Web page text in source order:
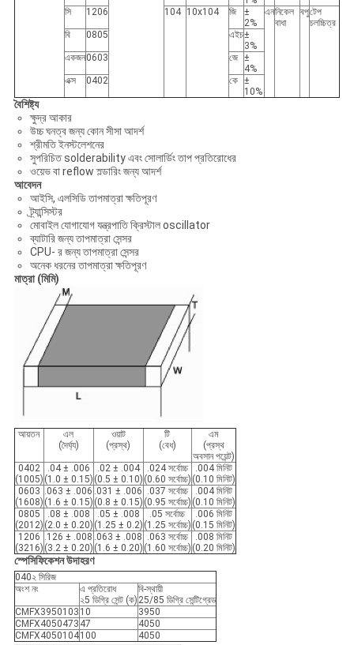
সি
1206 104 10x104 জি
±
2%
এননিকেল
বাধা
বপুটেপ
চলচ্চিত্র
বি
0805 এইচ±
3%
একজন0603 জে ±
4%
এক্স
0402 কে ±
10%
বৈশিষ্ট্য
ক্ষুদ্র আকার
উচ্চ ঘনত্ব জন্য কোন সীসা আদর্শ
শ্রীমতি ইনস্টলেশনের
সুপরিচিত solderability এবং সোলার্ডিং তাপ প্রতিরোধের
ওয়েভ বা reflow স্ল্ডারিং জন্য আদর্শ
আবেদন
আইসি, এলসিডি তাপমাত্রা ক্ষতিপূরণ
ট্র্যান্সিস্টর
মোবাইল যোগাযোগ যন্ত্রপাতি ক্রিস্টাল oscillator
ব্যাটারি জন্য তাপমাত্রা সেন্সর
CPU- র জন্য তাপমাত্রা সেন্সর
অনেক ধরনের তাপমাত্রা ক্ষতিপূরণ
মাত্রা (মিমি)
আয়তন
এল
(দৈর্ঘ্য)
ওয়াট
(প্রস্থ)
টি
(বেধ)
এম
(প্রস্থ
অবসান পয়েন্ট)
0402
(1005)
.04 ± .006
(1.0 ± 0.15)
.02 ± .004
(0.5 ± 0.10)
.024 সর্বোচ্চ
(0.60 সর্বোচ্চ)
.004 মিনিট
(0.10 মিনিট)
0603
(1608)
.063 ± .006
(1.6 ± 0.15)
.031 ± .006
(0.8 ± 0.15)
.037 সর্বোচ্চ
(0.95 সর্বোচ্চ)
.004 মিনিট
(0.10 মিনিট)
0805
(2012)
.08 ± .008
(2.0 ± 0.20)
.05 ± .008
(1.25 ± 0.2)
.05 সর্বোচ্চ
(1.25 সর্বোচ্চ)
.006 মিনিট
(0.15 মিনিট)
1206
(3216)
.126 ± .008
(3.2 ± 0.20)
.063 ± .008
(1.6 ± 0.20)
.063 সর্বোচ্চ
(1.60 সর্বোচ্চ)
.008 মিনিট
(0.20 মিনিট)
স্পেসিফিকেশন উদাহরণ
040২ সিরিজ
অংশ নং
এ প্রতিরোধ
২5 ডিগ্রি সেন্ট (ক)
বি-স্থায়ী
25/85 ডিগ্রি সেন্টিগ্রেড
CMFX3950103 10
3950
CMFX4050473 47
4050
CMFX4050104100
4050